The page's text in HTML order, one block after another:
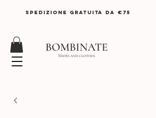
SPEDIZIONE GRATUITA DA €75